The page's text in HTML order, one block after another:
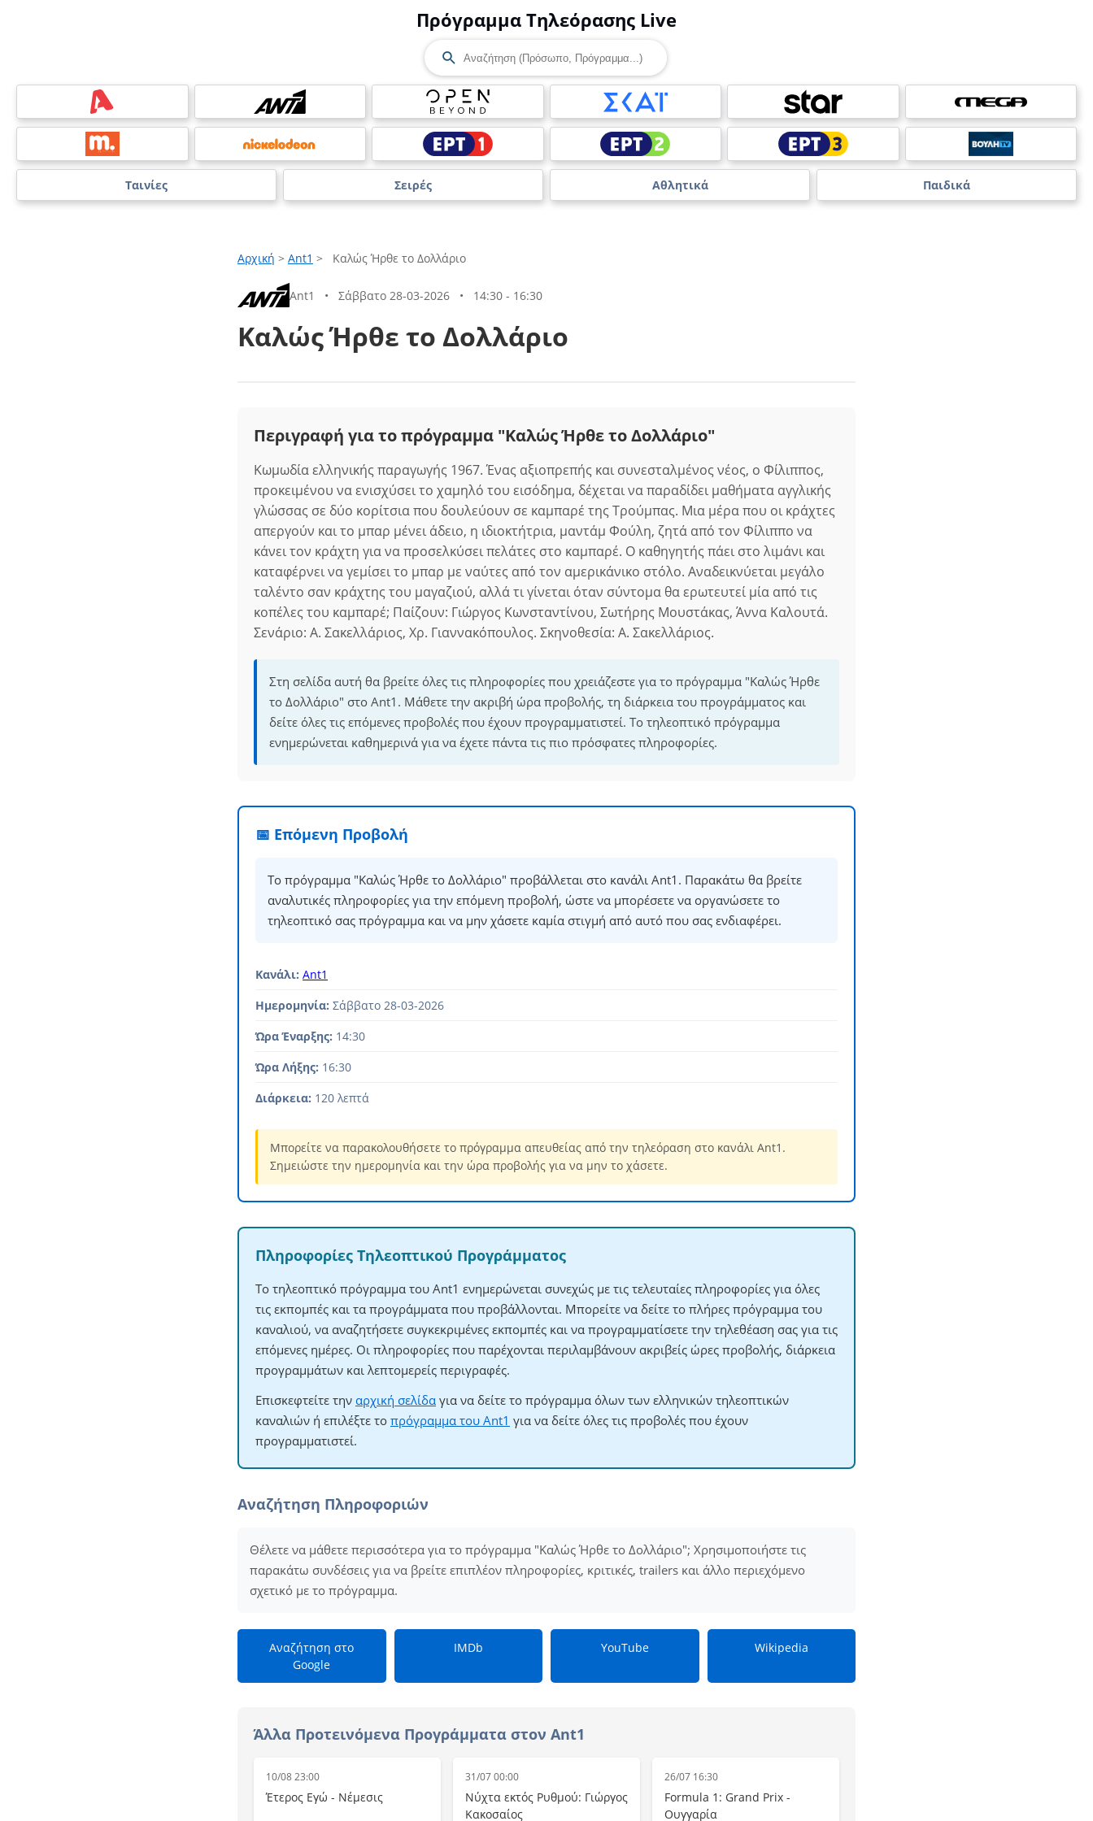
Πρόγραμμα Τηλεόρασης Live
Ταινίες Σειρές Αθλητικά Παιδικά
Αρχική > Ant1 > Καλώς Ήρθε το Δολλάριο
Ant1 • Σάββατο 28-03-2026 • 14:30 - 16:30
Καλώς Ήρθε το Δολλάριο
Περιγραφή για το πρόγραμμα "Καλώς Ήρθε το Δολλάριο"
Κωμωδία ελληνικής παραγωγής 1967. Ένας αξιοπρεπής και συνεσταλμένος νέος, ο Φίλιππος,
προκειμένου να ενισχύσει το χαμηλό του εισόδημα, δέχεται να παραδίδει μαθήματα αγγλικής
γλώσσας σε δύο κορίτσια που δουλεύουν σε καμπαρέ της Τρούμπας. Μια μέρα που οι κράχτες
απεργούν και το μπαρ μένει άδειο, η ιδιοκτήτρια, μαντάμ Φούλη, ζητά από τον Φίλιππο να
κάνει τον κράχτη για να προσελκύσει πελάτες στο καμπαρέ. Ο καθηγητής πάει στο λιμάνι και
καταφέρνει να γεμίσει το μπαρ με ναύτες από τον αμερικάνικο στόλο. Αναδεικνύεται μεγάλο
ταλέντο σαν κράχτης του μαγαζιού, αλλά τι γίνεται όταν σύντομα θα ερωτευτεί μία από τις
κοπέλες του καμπαρέ; Παίζουν: Γιώργος Κωνσταντίνου, Σωτήρης Μουστάκας, Άννα Καλουτά.
Σενάριο: Α. Σακελλάριος, Χρ. Γιαννακόπουλος. Σκηνοθεσία: Α. Σακελλάριος.
Στη σελίδα αυτή θα βρείτε όλες τις πληροφορίες που χρειάζεστε για το πρόγραμμα "Καλώς Ήρθε
το Δολλάριο" στο Ant1. Μάθετε την ακριβή ώρα προβολής, τη διάρκεια του προγράμματος και
δείτε όλες τις επόμενες προβολές που έχουν προγραμματιστεί. Το τηλεοπτικό πρόγραμμα
ενημερώνεται καθημερινά για να έχετε πάντα τις πιο πρόσφατες πληροφορίες.
📅 Επόμενη Προβολή
Το πρόγραμμα "Καλώς Ήρθε το Δολλάριο" προβάλλεται στο κανάλι Ant1. Παρακάτω θα βρείτε
αναλυτικές πληροφορίες για την επόμενη προβολή, ώστε να μπορέσετε να οργανώσετε το
τηλεοπτικό σας πρόγραμμα και να μην χάσετε καμία στιγμή από αυτό που σας ενδιαφέρει.
Κανάλι: Ant1
Ημερομηνία: Σάββατο 28-03-2026
Ώρα Έναρξης: 14:30
Ώρα Λήξης: 16:30
Διάρκεια: 120 λεπτά
Μπορείτε να παρακολουθήσετε το πρόγραμμα απευθείας από την τηλεόραση στο κανάλι Ant1.
Σημειώστε την ημερομηνία και την ώρα προβολής για να μην το χάσετε.
Πληροφορίες Τηλεοπτικού Προγράμματος
Το τηλεοπτικό πρόγραμμα του Ant1 ενημερώνεται συνεχώς με τις τελευταίες πληροφορίες για όλες
τις εκπομπές και τα προγράμματα που προβάλλονται. Μπορείτε να δείτε το πλήρες πρόγραμμα του
καναλιού, να αναζητήσετε συγκεκριμένες εκπομπές και να προγραμματίσετε την τηλεθέαση σας για τις
επόμενες ημέρες. Οι πληροφορίες που παρέχονται περιλαμβάνουν ακριβείς ώρες προβολής, διάρκεια
προγραμμάτων και λεπτομερείς περιγραφές.
Επισκεφτείτε την αρχική σελίδα για να δείτε το πρόγραμμα όλων των ελληνικών τηλεοπτικών
καναλιών ή επιλέξτε το πρόγραμμα του Ant1 για να δείτε όλες τις προβολές που έχουν
προγραμματιστεί.
Αναζήτηση Πληροφοριών
Θέλετε να μάθετε περισσότερα για το πρόγραμμα "Καλώς Ήρθε το Δολλάριο"; Χρησιμοποιήστε τις
παρακάτω συνδέσεις για να βρείτε επιπλέον πληροφορίες, κριτικές, trailers και άλλο περιεχόμενο
σχετικό με το πρόγραμμα.
Αναζήτηση στο
Google
IMDb YouTube Wikipedia
Άλλα Προτεινόμενα Προγράμματα στον Ant1
10/08 23:00
Έτερος Εγώ - Νέμεσις
31/07 00:00
Νύχτα εκτός Ρυθμού: Γιώργος
Κακοσαίος
26/07 16:30
Formula 1: Grand Prix -
Ουγγαρία